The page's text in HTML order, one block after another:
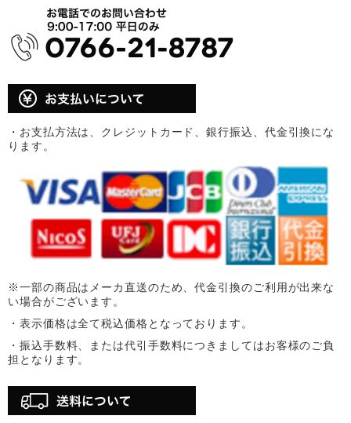
・お支払方法は、クレジットカード、銀行振込、代金引換にな
ります。
※一部の商品はメーカ直送のため、代金引換のご利用が出来な
い場合がございます。
・表示価格は全て税込価格となっております。
・振込手数料、または代引手数料につきましてはお客様のご負
担となります。